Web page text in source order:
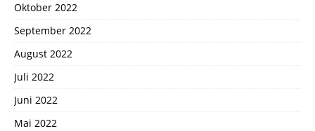
Oktober 2022
September 2022
August 2022
Juli 2022
Juni 2022
Mai 2022